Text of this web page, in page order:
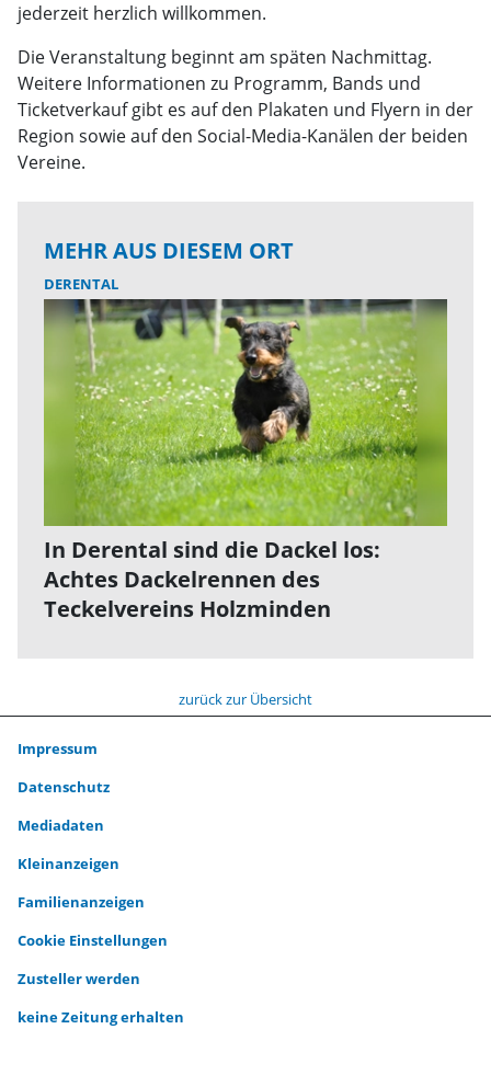
jederzeit herzlich willkommen.
Die Veranstaltung beginnt am späten Nachmittag.
Weitere Informationen zu Programm, Bands und
Ticketverkauf gibt es auf den Plakaten und Flyern in der
Region sowie auf den Social-Media-Kanälen der beiden
Vereine.
MEHR AUS DIESEM ORT
DERENTAL
In Derental sind die Dackel los:
Achtes Dackelrennen des
Teckelvereins Holzminden
zurück zur Übersicht
Impressum
Datenschutz
Mediadaten
Kleinanzeigen
Familienanzeigen
Cookie Einstellungen
Zusteller werden
keine Zeitung erhalten